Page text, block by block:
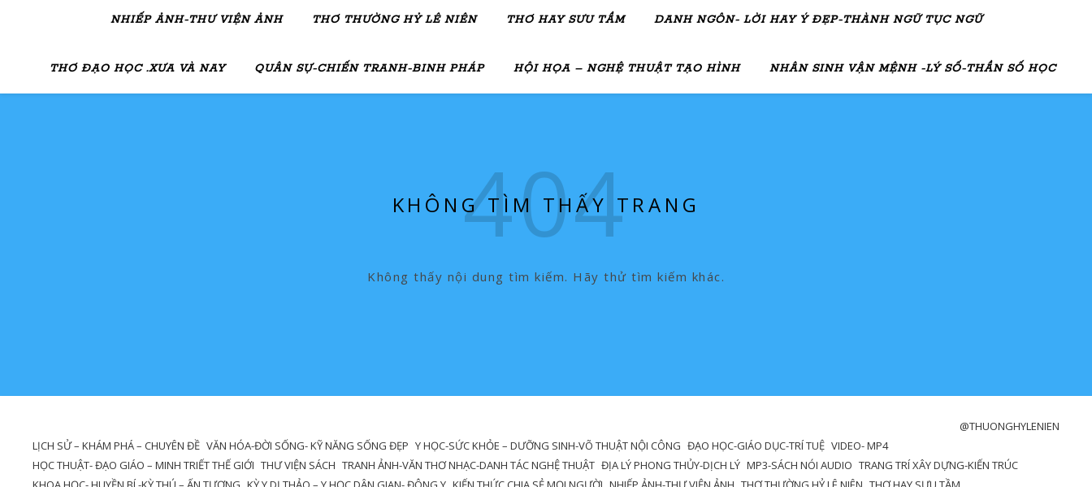
NHIẾP ẢNH-THƯ VIỆN ẢNH THƠ THƯỜNG HỶ LÊ NIÊN THƠ HAY SƯU TẦM DANH NGÔN- LỜI HAY Ý ĐẸP-THÀNH NGỮ TỤC NGỮ
THƠ ĐẠO HỌC .XƯA VÀ NAY QUÂN SỰ-CHIẾN TRANH-BINH PHÁP HỘI HỌA – NGHỆ THUẬT TẠO HÌNH NHÂN SINH VẬN MỆNH -LÝ SỐ-THẦN SỐ HỌC
KHÔNG TÌM THẤY TRANG
Không thấy nội dung tìm kiếm. Hãy thử tìm kiếm khác.
@THUONGHYLENIEN
LỊCH SỬ – KHÁM PHÁ – CHUYÊN ĐỀ VĂN HÓA-ĐỜI SỐNG- KỸ NĂNG SỐNG ĐẸP Y HỌC-SỨC KHỎE – DƯỠNG SINH-VÕ THUẬT NỘI CÔNG ĐẠO HỌC-GIÁO DỤC-TRÍ TUỆ VIDEO- MP4
HỌC THUẬT- ĐẠO GIÁO – MINH TRIẾT THẾ GIỚI THƯ VIỆN SÁCH TRANH ẢNH-VĂN THƠ NHẠC-DANH TÁC NGHỆ THUẬT ĐỊA LÝ PHONG THỦY-DỊCH LÝ MP3-SÁCH NÓI AUDIO TRANG TRÍ XÂY DỰNG-KIẾN TRÚC